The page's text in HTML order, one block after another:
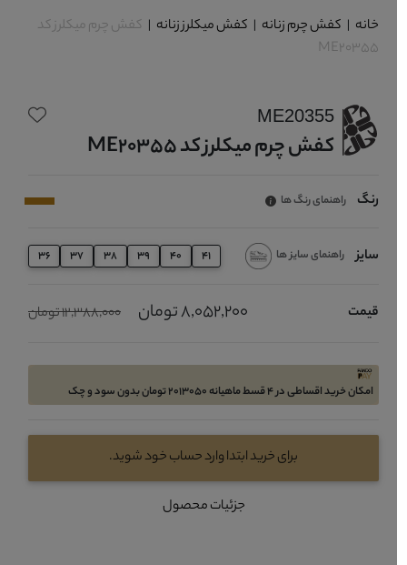
خانه | کفش چرم زنانه| کفش میکلرز زنانه| کفش چرم میکلرز کد
ME20355
ME20355
کفش چرم میکلرز کد ME20355
رنگ راهنمای رنگ ها
سایز راهنمای سایز ها 36 37 38 39 40
قیمت 8,052,200 تومان 12,388,000 تومان
امکان خرید اقساطی در 4 قسط ماهیانه 2013050 تومان بدون سود و چک
برای خرید ابتدا وارد حساب خود شوید.
جزئیات محصول